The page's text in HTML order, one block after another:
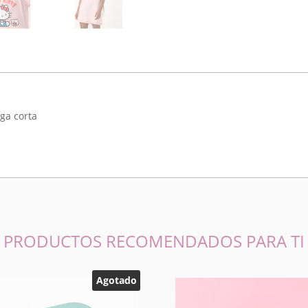
corta
PRODUCTOS RECOMENDADOS PARA TI
Agotado